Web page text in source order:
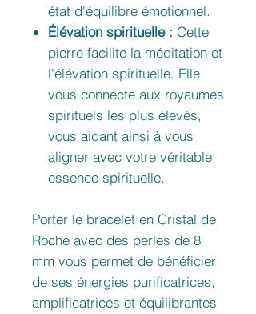
état d'équilibre émotionnel.
Élévation spirituelle : Cette
pierre facilite la méditation et
l'élévation spirituelle. Elle
vous connecte aux royaumes
spirituels les plus élevés,
vous aidant ainsi à vous
aligner avec votre véritable
essence spirituelle.
Porter le bracelet en Cristal de
Roche avec des perles de 8
mm vous permet de bénéficier
de ses énergies purificatrices,
amplificatrices et équilibrantes